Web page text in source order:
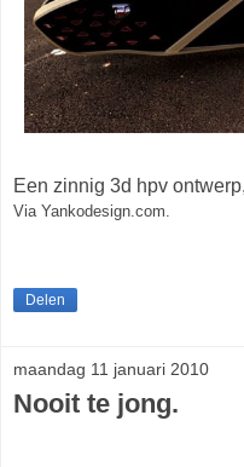
Een zinnig 3d hpv
Via Yankodesign.com.
Delen
maandag 11 januari 2010
Nooit te jong.